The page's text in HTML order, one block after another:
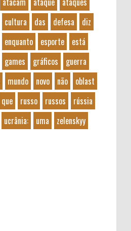
cultura das defesa
diz
enquanto esporte
está
games gráficos
guerra
mundo novo não
oblast
que russo russos
rússia
ucrânia: uma zelenskyy